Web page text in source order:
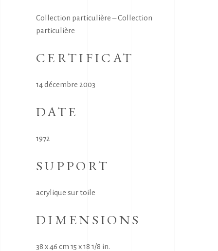
Collection particulière – Collection
particulière
CERTIFICAT
14 décembre 2003
DATE
1972
SUPPORT
acrylique sur toile
DIMENSIONS
38 x 46 cm 15 x 18 1/8 in.